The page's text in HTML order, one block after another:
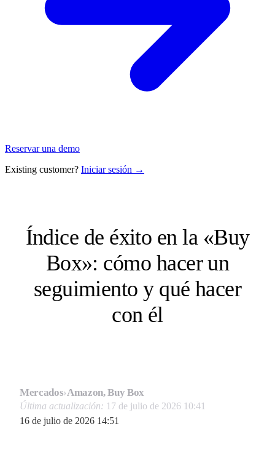
Reservar una demo
Existing customer? Iniciar sesión →
Índice de éxito en la «Buy
Box»: cómo hacer un
seguimiento y qué hacer
con él
Mercados›Amazon, Buy Box
Última actualización: 17 de julio de 2026 10:41
16 de julio de 2026 14:51